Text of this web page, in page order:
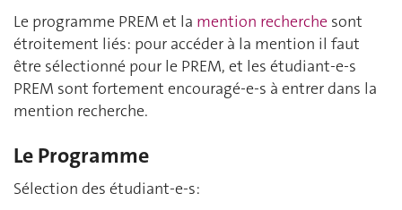
Le programme PREM et la mention recherche sont
étroitement liés: pour accéder à la mention il faut
être sélectionné pour le PREM, et les étudiant-e-s
PREM sont fortement encouragé-e-s à entrer dans la
mention recherche.
Le Programme
Sélection des étudiant-e-s: